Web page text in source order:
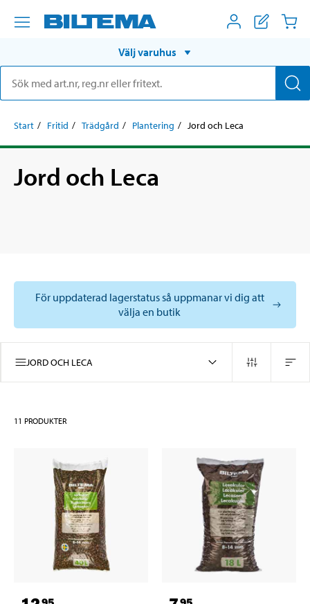
Välj varuhus
Start Fritid Trädgård Plantering Jord och Leca
Jord och Leca
För uppdaterad lagerstatus så uppmanar vi dig att
välja en butik
JORD OCH LECA
11 PRODUKTER